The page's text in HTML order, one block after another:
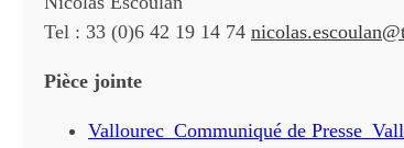
Tel : 33 (0)6 42 19 14 74
Pièce jointe
Vallourec_Communiqué de